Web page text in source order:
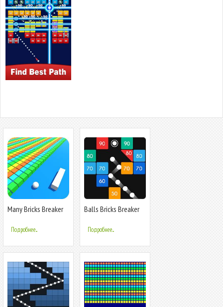
Many Bricks Breaker
Подробнее...
Balls Bricks Breaker
Подробнее...